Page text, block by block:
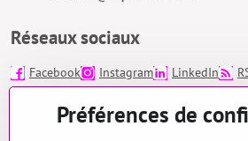
Réseaux sociaux
Facebook Instagram LinkedIn
impression.world/
Préférences de